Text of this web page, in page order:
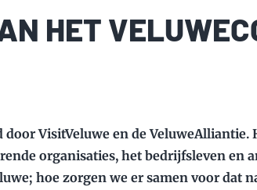
HET
VisitVeluwe en de VeluweAlliantie.
organisaties, het bedrijfsleven en
hoe zorgen we er samen voor dat